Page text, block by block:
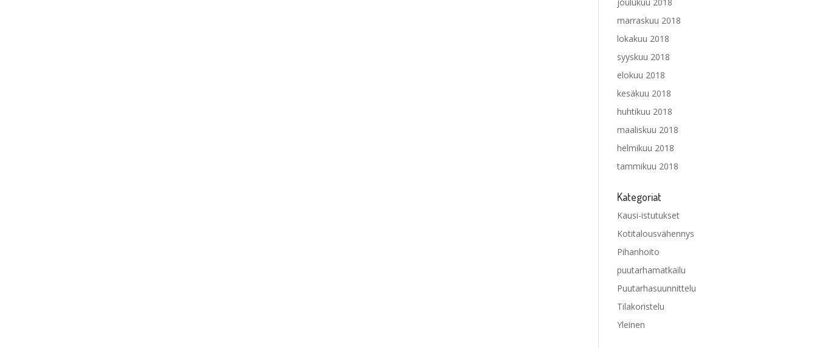
marraskuu 2018
lokakuu 2018
syyskuu 2018
elokuu 2018
kesäkuu 2018
huhtikuu 2018
maaliskuu 2018
helmikuu 2018
tammikuu 2018
Kategoriat
Kausi-istutukset
Kotitalousvähennys
Pihanhoito
puutarhamatkailu
Puutarhasuunnittelu
Tilakoristelu
Yleinen